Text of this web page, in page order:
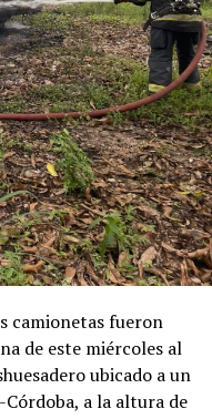
detenidos siete
a conocer
ellos. Hasta el
informado la situación
dentro de la
intervención de
en un contexto de
contra servidores
ilícitas en la
primeros fallos
la
por delitos
camionetas fueron
de este miércoles al
ubicado a un
a la altura de